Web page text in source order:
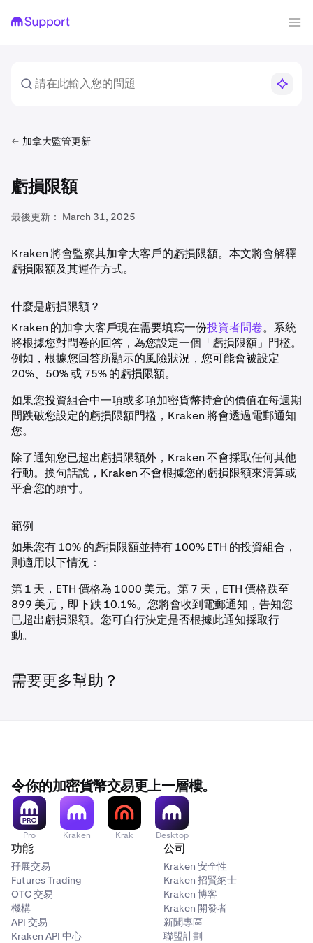
加拿大監管更新
虧損限額
最後更新： March 31, 2025
Kraken 將會監察其加拿大客戶的虧損限額。本文將會解釋
虧損限額及其運作方式。
什麼是虧損限額？
Kraken 的加拿大客戶現在需要填寫一份投資者問卷。系統
將根據您對問卷的回答，為您設定一個「虧損限額」門檻。
例如，根據您回答所顯示的風險狀況，您可能會被設定
20%、50% 或 75% 的虧損限額。
如果您投資組合中一項或多項加密貨幣持倉的價值在每週期
間跌破您設定的虧損限額門檻，Kraken 將會透過電郵通知
您。
除了通知您已超出虧損限額外，Kraken 不會採取任何其他
行動。換句話說，Kraken 不會根據您的虧損限額來清算或
平倉您的頭寸。
範例
如果您有 10% 的虧損限額並持有 100% ETH 的投資組合，
則適用以下情況：
第 1 天，ETH 價格為 1000 美元。第 7 天，ETH 價格跌至
899 美元，即下跌 10.1%。您將會收到電郵通知，告知您
已超出虧損限額。您可自行決定是否根據此通知採取行
動。
需要更多幫助？
令你的加密貨幣交易更上一層樓。
Pro Kraken Krak Desktop
功能
孖展交易
Futures Trading
OTC 交易
機構
API 交易
Kraken API 中心
公司
Kraken 安全性
Kraken 招賢納士
Kraken 博客
Kraken 開發者
新聞專區
聯盟計劃